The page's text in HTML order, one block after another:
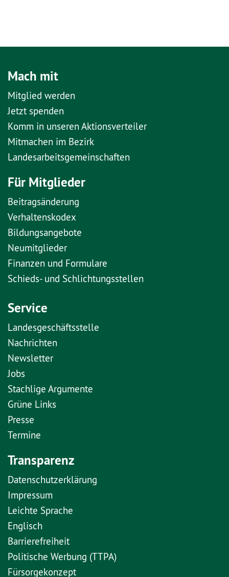
Mach mit
Mitglied werden
Jetzt spenden
Komm in unseren Aktionsverteiler
Mitmachen im Bezirk
Landesarbeitsgemeinschaften
Für Mitglieder
Beitragsänderung
Verhaltenskodex
Bildungsangebote
Neumitglieder
Finanzen und Formulare
Schieds- und Schlichtungsstellen
Service
Landesgeschäftsstelle
Nachrichten
Newsletter
Jobs
Stachlige Argumente
Grüne Links
Presse
Termine
Transparenz
Datenschutzerklärung
Impressum
Leichte Sprache
Englisch
Barrierefreiheit
Politische Werbung (TTPA)
Fürsorgekonzept